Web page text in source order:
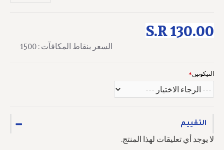
S.R 130.00
السعر بنقاط المكافآت : 1500
النيكوتين
التقييم
لا يوجد أي تعليقات لهذا المنتج.